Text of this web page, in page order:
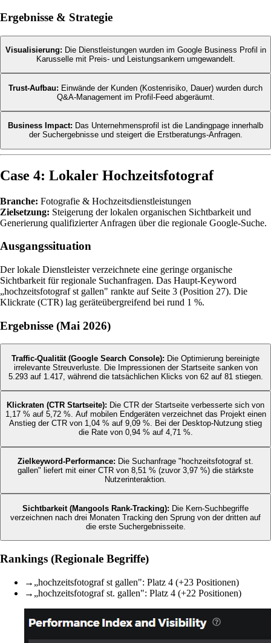
Ergebnisse & Strategie
Visualisierung: Die Dienstleistungen wurden im Google Business Profil in
Karusselle mit Preis- und Leistungsankern umgewandelt.
Trust-Aufbau: Einwände der Kunden (Kostenrisiko, Dauer) wurden durch
Q&A-Management im Profil-Feed abgeräumt.
Business Impact: Das Unternehmensprofil ist die Landingpage innerhalb
der Suchergebnisse und steigert die Erstberatungs-Anfragen.
Case 4: Lokaler Hochzeitsfotograf
Branche: Fotografie & Hochzeitsdienstleistungen
Zielsetzung: Steigerung der lokalen organischen Sichtbarkeit und
Generierung qualifizierter Anfragen über die regionale Google-Suche.
Ausgangssituation
Der lokale Dienstleister verzeichnete eine geringe organische
Sichtbarkeit für regionale Suchanfragen. Das Haupt-Keyword
„hochzeitsfotograf st gallen" rankte auf Seite 3 (Position 27). Die
Klickrate (CTR) lag geräteübergreifend bei rund 1 %.
Ergebnisse (Mai 2026)
Traffic-Qualität (Google Search Console): Die Optimierung bereinigte
irrelevante Streuverluste. Die Impressionen der Startseite sanken von
5.293 auf 1.417, während die tatsächlichen Klicks von 62 auf 81 stiegen.
Klickraten (CTR Startseite): Die CTR der Startseite verbesserte sich von
1,17 % auf 5,72 %. Auf mobilen Endgeräten verzeichnet das Projekt einen
Anstieg der CTR von 1,04 % auf 9,09 %. Bei der Desktop-Nutzung stieg
die Rate von 0,94 % auf 4,71 %.
Zielkeyword-Performance: Die Suchanfrage "hochzeitsfotograf st.
gallen" liefert mit einer CTR von 8,51 % (zuvor 3,97 %) die stärkste
Nutzerinteraktion.
Sichtbarkeit (Mangools Rank-Tracking): Die Kern-Suchbegriffe
verzeichnen nach drei Monaten Tracking den Sprung von der dritten auf
die erste Suchergebnisseite.
Rankings (Regionale Begriffe)
→ „hochzeitsfotograf st gallen": Platz 4 (+23 Positionen)
→ „hochzeitsfotograf st. gallen": Platz 4 (+22 Positionen)